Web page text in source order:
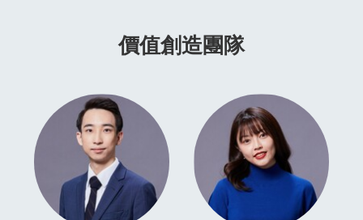
價值創造團隊